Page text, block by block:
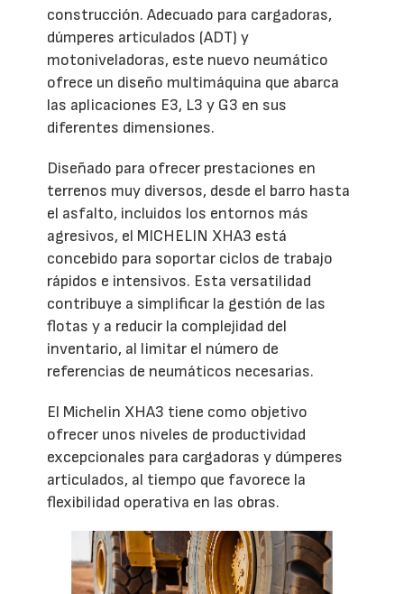
construcción. Adecuado para cargadoras,
dúmperes articulados (ADT) y
motoniveladoras, este nuevo neumático
ofrece un diseño multimáquina que abarca
las aplicaciones E3, L3 y G3 en sus
diferentes dimensiones.
Diseñado para ofrecer prestaciones en
terrenos muy diversos, desde el barro hasta
el asfalto, incluidos los entornos más
agresivos, el MICHELIN XHA3 está
concebido para soportar ciclos de trabajo
rápidos e intensivos. Esta versatilidad
contribuye a simplificar la gestión de las
flotas y a reducir la complejidad del
inventario, al limitar el número de
referencias de neumáticos necesarias.
El Michelin XHA3 tiene como objetivo
ofrecer unos niveles de productividad
excepcionales para cargadoras y dúmperes
articulados, al tiempo que favorece la
flexibilidad operativa en las obras.